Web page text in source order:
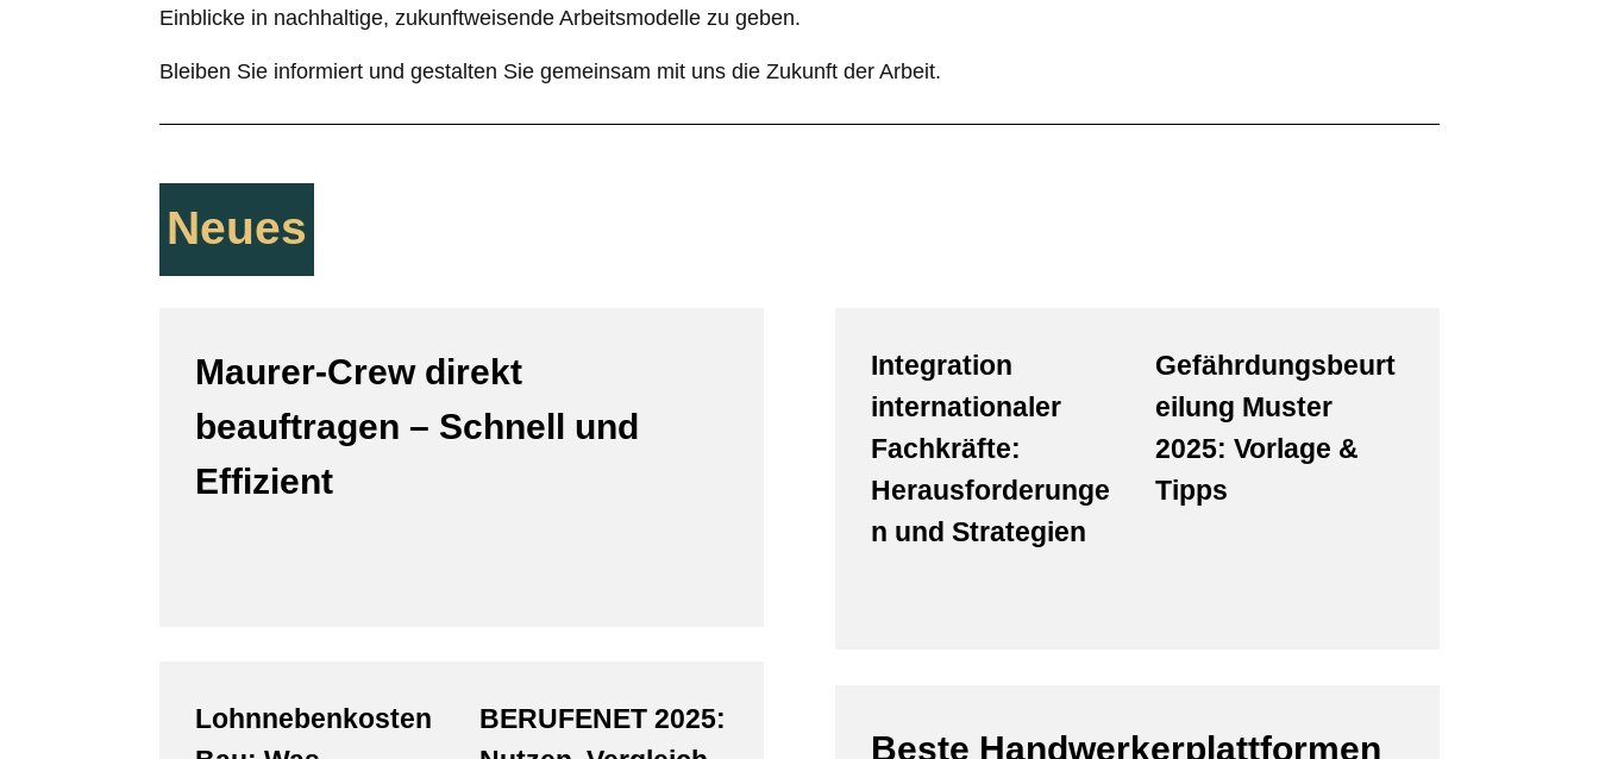
Einblicke in nachhaltige, zukunftweisende Arbeitsmodelle zu geben.
Bleiben Sie informiert und gestalten Sie gemeinsam mit uns die Zukunft der Arbeit.
Neues
Maurer-Crew direkt
beauftragen – Schnell und
Effizient
Lohnnebenkosten
BERUFENET 2025:
Integration
internationaler
Fachkräfte:
Herausforderunge
n und Strategien
Gefährdungsbeurt
eilung Muster
2025: Vorlage &
Tipps
Beste Handwerkerplattformen